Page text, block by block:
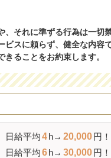
、それに準ずる行為は一切禁
ビスに頼らず、健全な内容
ることをお約束します。
日給平均4h→ 20,000円！
日給平均6h→ 30,000円！